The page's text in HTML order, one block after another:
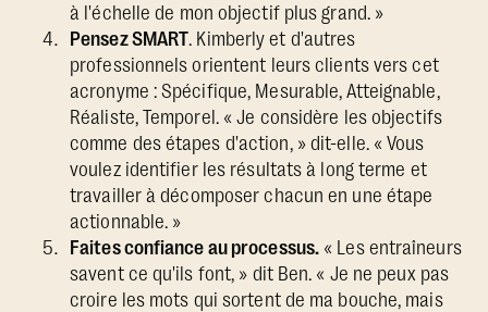
à l'échelle de mon objectif plus grand. »
Pensez SMART. Kimberly et d'autres
professionnels orientent leurs clients vers cet
acronyme : Spécifique, Mesurable, Atteignable,
Réaliste, Temporel. « Je considère les objectifs
comme des étapes d'action, » dit-elle. « Vous
voulez identifier les résultats à long terme et
travailler à décomposer chacun en une étape
actionnable. »
Faites confiance au processus. « Les entraîneurs
savent ce qu'ils font, » dit Ben. « Je ne peux pas
croire les mots qui sortent de ma bouche, mais